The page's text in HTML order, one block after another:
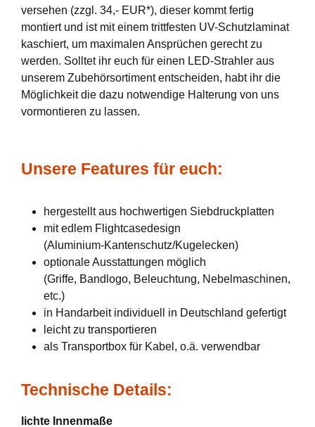
versehen (zzgl. 34,- EUR*), dieser kommt fertig
montiert und ist mit einem trittfesten UV-Schutzlaminat
kaschiert, um maximalen Ansprüchen gerecht zu
werden. Solltet ihr euch für einen LED-Strahler aus
unserem Zubehörsortiment entscheiden, habt ihr die
Möglichkeit die dazu notwendige Halterung von uns
vormontieren zu lassen.
Unsere Features für euch:
hergestellt aus hochwertigen Siebdruckplatten
mit edlem Flightcasedesign
(Aluminium-Kantenschutz/Kugelecken)
optionale Ausstattungen möglich
(Griffe, Bandlogo, Beleuchtung, Nebelmaschinen,
etc.)
in Handarbeit individuell in Deutschland gefertigt
leicht zu transportieren
als Transportbox für Kabel, o.ä. verwendbar
Technische Details:
lichte Innenmaße